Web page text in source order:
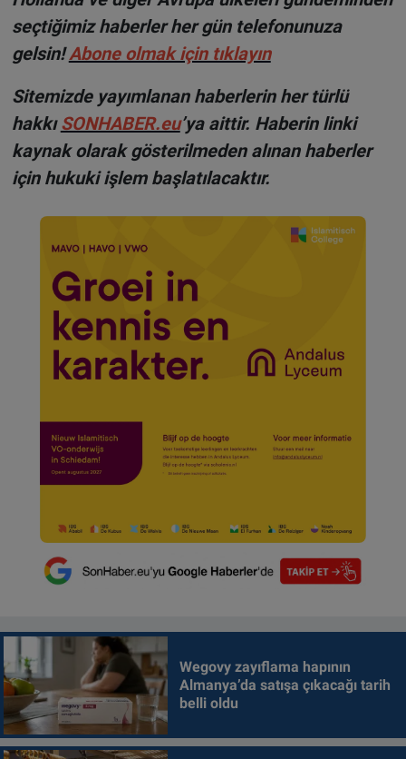
seçtiğimiz haberler her gün telefonunuza
gelsin!Abone olmak için tıklayın
Sitemizde yayımlanan haberlerin her türlü
hakkıSONHABER.eu’ya aittir. Haberin linki
kaynak olarak gösterilmeden alınan haberler
için hukuki işlem başlatılacaktır.
Wegovy zayıflama hapının
Almanya’da satışa çıkacağı tarih
belli oldu